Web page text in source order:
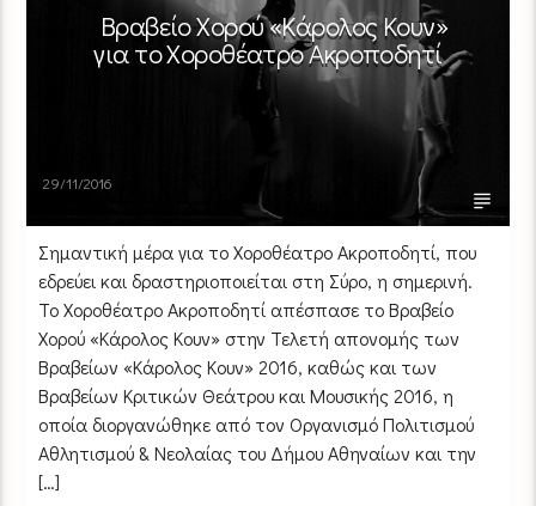
Βραβείο Χορού «Κάρολος Κουν»
για το Χοροθέατρο Ακροποδητί
29/11/2016
Σημαντική μέρα για το Χοροθέατρο Ακροποδητί, που
εδρεύει και δραστηριοποιείται στη Σύρο, η σημερινή.
Το Χοροθέατρο Ακροποδητί απέσπασε το Βραβείο
Χορού «Κάρολος Κουν» στην Τελετή απονομής των
Βραβείων «Κάρολος Κουν» 2016, καθώς και των
Βραβείων Κριτικών Θεάτρου και Μουσικής 2016, η
οποία διοργανώθηκε από τον Οργανισμό Πολιτισμού
Αθλητισμού & Νεολαίας του Δήμου Αθηναίων και την
[…]